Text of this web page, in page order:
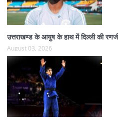
उत्तराखण्ड के आयुष के हाथ में दिल्ली की
August 03, 2026